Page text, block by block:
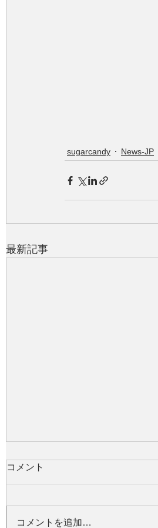
sugarcandy News-JP
最新記事
コメント
コメントを追加…